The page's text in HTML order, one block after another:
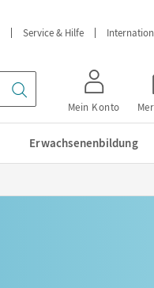
Service & Hilfe
Mein Konto
Erwachsenenbildung